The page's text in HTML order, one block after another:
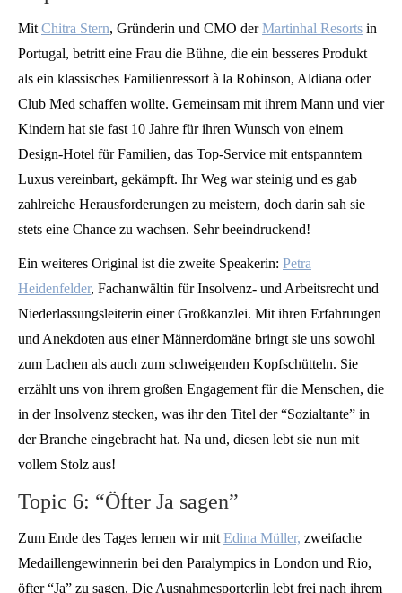
Mit Chitra Stern, Gründerin und CMO derMartinhal Resorts in
Portugal, betritt eine Frau die Bühne, die ein besseres Produkt
als ein klassisches Familienressort à la Robinson, Aldiana oder
Club Med schaffen wollte. Gemeinsam mit ihrem Mann und vier
Kindern hat sie fast 10 Jahre für ihren Wunsch von einem
Design-Hotel für Familien, das Top-Service mit entspanntem
Luxus vereinbart, gekämpft. Ihr Weg war steinig und es gab
zahlreiche Herausforderungen zu meistern, doch darin sah sie
stets eine Chance zu wachsen. Sehr beeindruckend!
Ein weiteres Original ist die zweite Speakerin: Petra
Heidenfelder, Fachanwältin für Insolvenz- und Arbeitsrecht und
Niederlassungsleiterin einer Großkanzlei. Mit ihren Erfahrungen
und Anekdoten aus einer Männerdomäne bringt sie uns sowohl
zum Lachen als auch zum schweigenden Kopfschütteln. Sie
erzählt uns von ihrem großen Engagement für die Menschen, die
in der Insolvenz stecken, was ihr den Titel der “Sozialtante” in
der Branche eingebracht hat. Na und, diesen lebt sie nun mit
vollem Stolz aus!
Topic 6: “Öfter Ja sagen”
Zum Ende des Tages lernen wir mit Edina Müller, zweifache
Medaillengewinnerin bei den Paralympics in London und Rio,
öfter “Ja” zu sagen. Die Ausnahmesporterlin lebt frei nach ihrem